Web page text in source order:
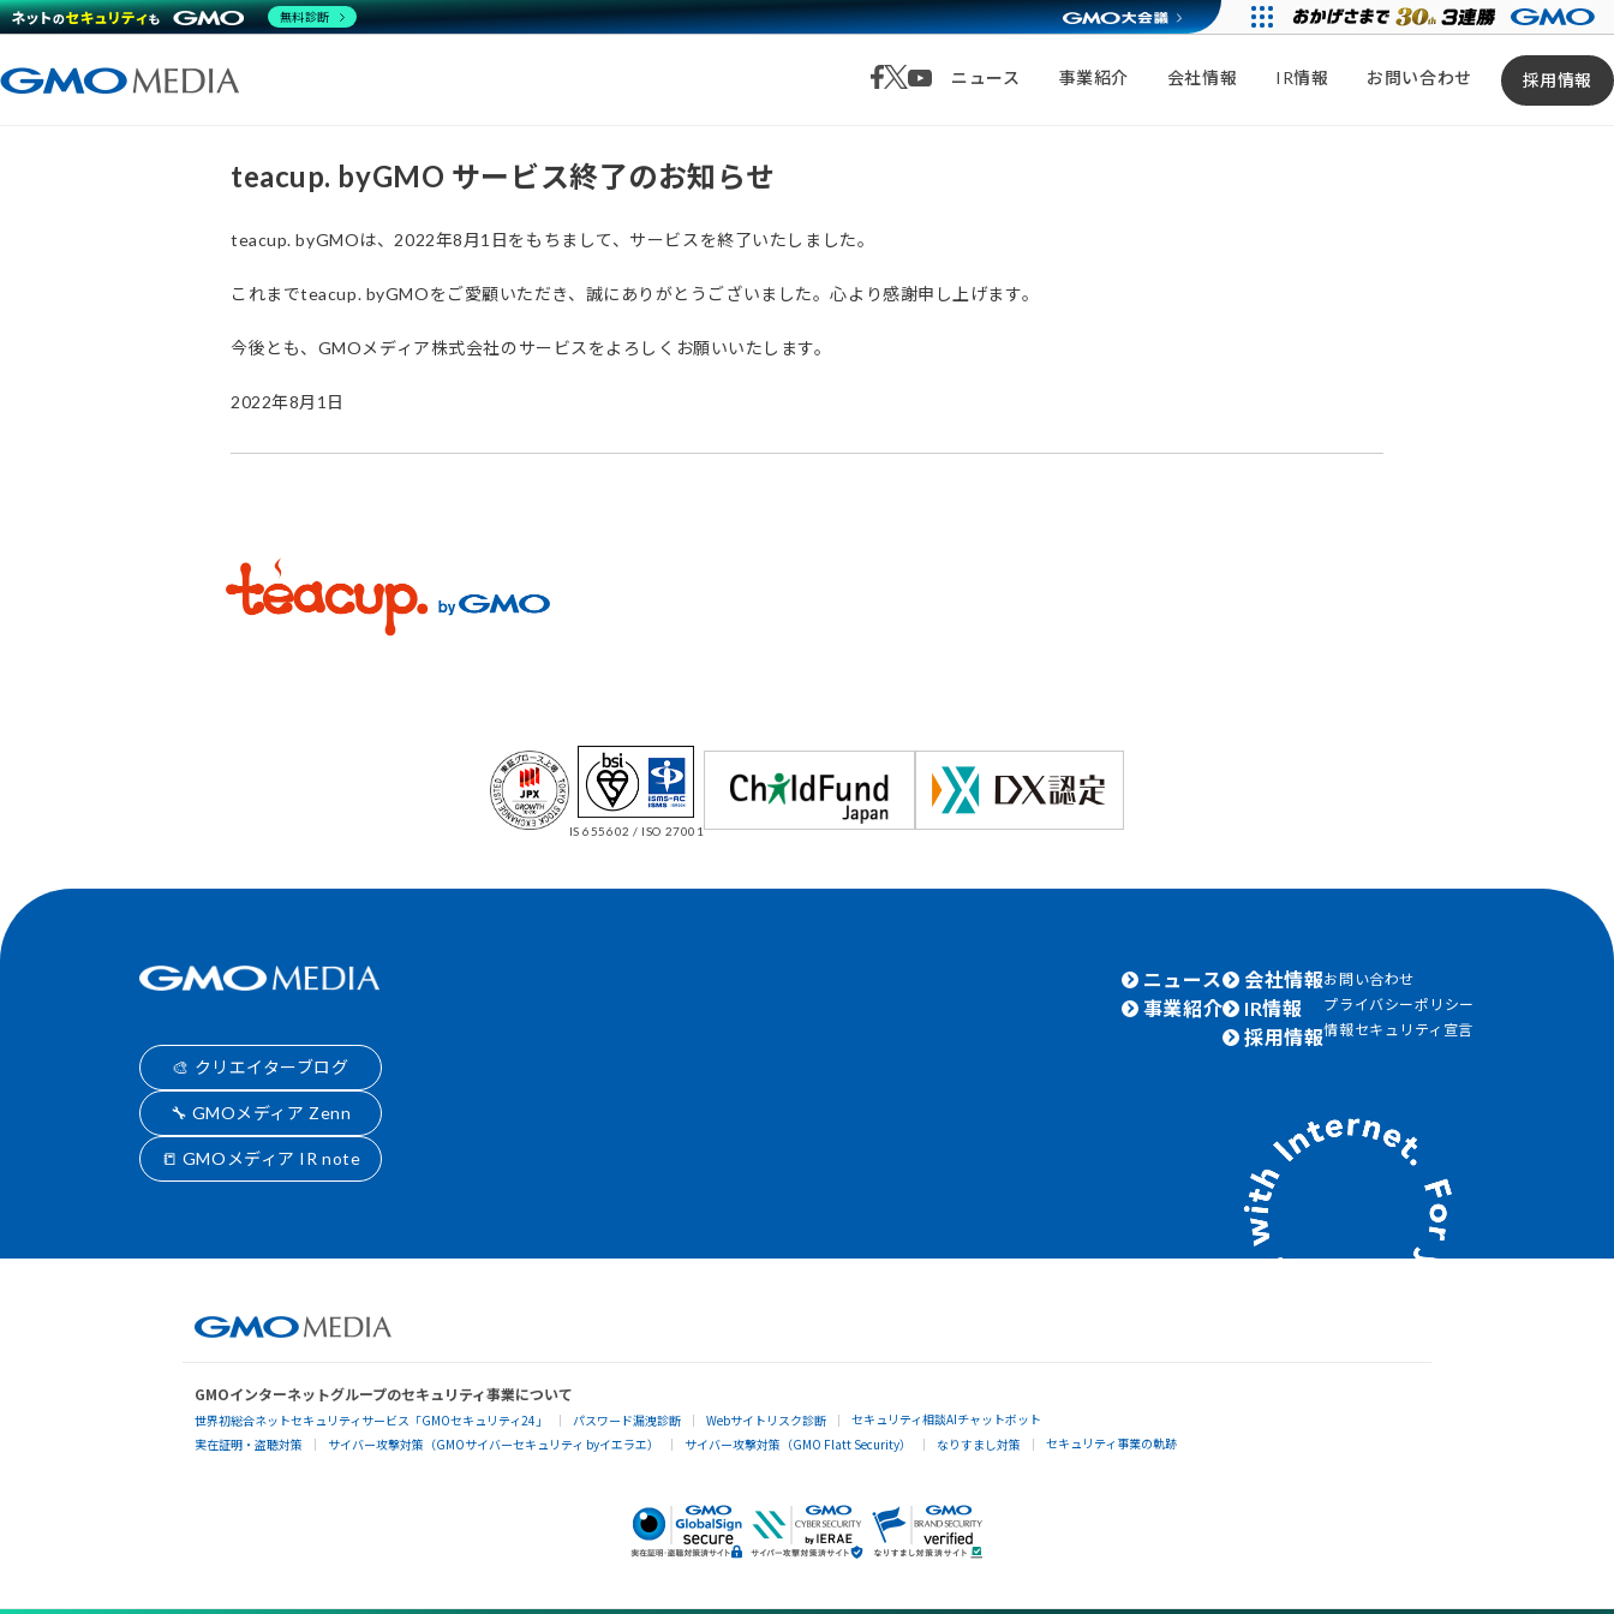
ニュース 事業紹介 会社情報 IR情報 お問い合わせ 採用情報
teacup. byGMO サービス終了のお知らせ
teacup. byGMOは、2022年8月1日をもちまして、サービスを終了いたしました。
これまでteacup. byGMOをご愛顧いただき、誠にありがとうございました。心より感謝申し上げます。
今後とも、GMOメディア株式会社のサービスをよろしくお願いいたします。
2022年8月1日
IS 655602 / ISO 27001
🎨 クリエイターブログ
🔧 GMOメディア Zenn
📒 GMOメディア IR note
ニュース
事業紹介
会社情報
IR情報
採用情報
お問い合わせ
プライバシーポリシー
情報セキュリティ宣言
GMOインターネットグループのセキュリティ事業について
世界初総合ネットセキュリティサービス「GMOセキュリティ24」 パスワード漏洩診断 Webサイトリスク診断
セキュリティ相談AIチャットボット
実在証明・盗聴対策
サイバー攻撃対策（GMOサイバーセキュリティ byイエラエ） サイバー攻撃対策（GMO Flatt Security） なりすまし対策 セキュリティ事業の軌跡
無料診断